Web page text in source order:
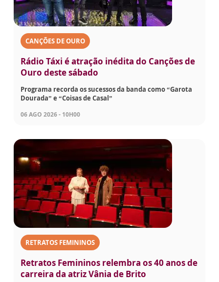
CANÇÕES DE OURO
Rádio Táxi é atração inédita do Canções de
Ouro deste sábado
Programa recorda os sucessos da banda como “Garota
Dourada” e “Coisas de Casal”
06 AGO 2026 - 10H00
RETRATOS FEMININOS
Retratos Femininos relembra os 40 anos de
carreira da atriz Vânia de Brito